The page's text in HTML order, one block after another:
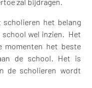
zal bijdragen.
scholieren het belang
wel inzien. Het
momenten het beste
de school. Het is
de scholieren wordt